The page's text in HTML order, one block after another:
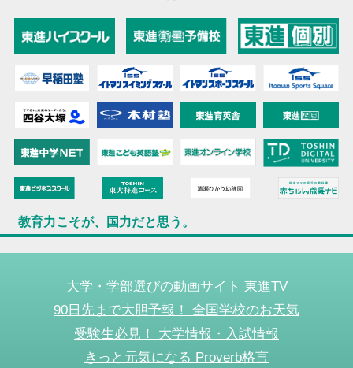
教育力こそが、国力だと思う。
大学・学部選びの動画サイト 東進TV
90日先まで大胆予報！ 全国学校のお天気
受験生必見！ 大学情報・入試情報
きっと元気になる Proverb格言